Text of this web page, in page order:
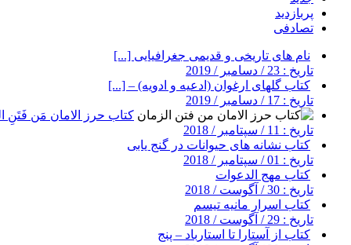
پربازدید
تصادفی
نام های تاریخی و قدیمی جغرافیایی [...]
تاریخ : 23 / دسامبر / 2019
کتاب گلهای ارغوان (ادعیه و ادویه) – [...]
تاریخ : 17 / دسامبر / 2019
کتاب حرز الامان مَن فَتَنِ
تاریخ : 11 / سپتامبر / 2018
کتاب نشانه های حیوانات در گنج یابی
تاریخ : 01 / سپتامبر / 2018
کتاب مهج الدعوات
تاریخ : 30 / آگوست / 2018
کتاب اسرار مانیه تیسم
تاریخ : 29 / آگوست / 2018
کتاب از آستارا تا استارباد – پنج